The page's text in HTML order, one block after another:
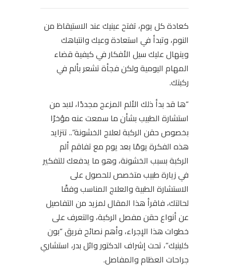
كعادة كل يوم، تفتح عينيك عند الاستيقاظ من
النوم، وتبدأ في استعادة وعيك وانتباهك
وينهال عليك سيل الأفكار في كيفية قضاء
المهام اليومية ولكن فجأة تشعر بألم في
ركبتك.
“ها قد بدأ ذلك الألم المزعج مجددًا، لابد من
استشارة الطبيب بشأن ما سمعت عنه مؤخرًا
بخصوص حقن الركبة لعلاج الخشونة”.. تتزايد
هذه الفكرة يومًا بعد يوم مع تفاقم ألم
الركبة بسبب الخشونة، وهو ما يدفعك للتفكير
في زيارة طبيب متخصص للحصول على
الاستشارة الطبية والعلاج المناسب وفقًا
لحالتك، فاقرأ هذا المقال لمزيد من التفاصيل
عن أنواع حقن مفصل الركبة، والتعرف على
خطوات هذا الإجراء، وأهم نصائح فريق “بون
كلينيك”، تحت إشراف الدكتور وائل بدر، استشاري
جراحات العظام والمفاصل.